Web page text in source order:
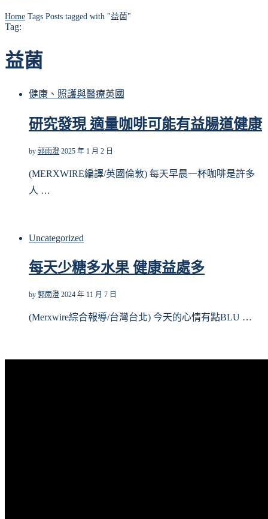
Home Tags Posts tagged with "益菌"
Tag:
益菌
健康、照護與醫療英國
研究發現 適量咖啡可能有益腸道健康
by 郭雨澄 2025 年 1 月 2 日
(MERXWIRE編譯/英國倫敦) 每天早晨一杯咖啡是許多
人 …
Uncategorized
每天少糖多水果 健康益處多
by 郭雨澄 2024 年 11 月 7 日
(Merxwire綜合報導/台灣台北) 今天的心情有點BLU …